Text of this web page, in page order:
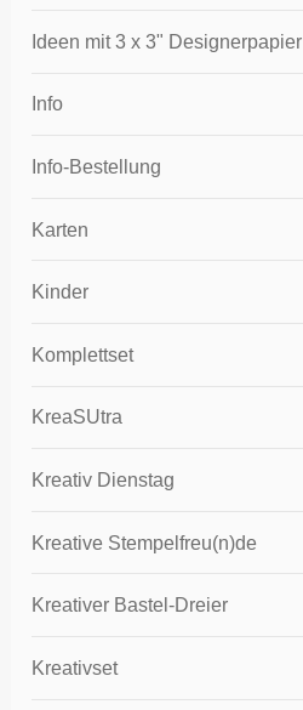
Ideen mit 3 x 3" Designerpapier
Info
Info-Bestellung
Karten
Kinder
Komplettset
KreaSUtra
Kreativ Dienstag
Kreative Stempelfreu(n)de
Kreativer Bastel-Dreier
Kreativset